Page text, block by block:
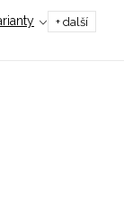
vůní hroznů
jděte se toulat
+ další